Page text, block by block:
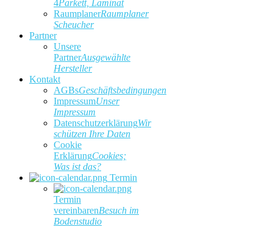
4Parkett, Laminat
RaumplanerRaumplaner
Scheucher
Partner
Unsere
PartnerAusgewählte
Hersteller
Kontakt
AGBsGeschäftsbedingungen
ImpressumUnser
Impressum
DatenschutzerklärungWir
schützen Ihre Daten
Cookie
ErklärungCookies;
Was ist das?
Termin
Termin
vereinbarenBesuch im
Bodenstudio